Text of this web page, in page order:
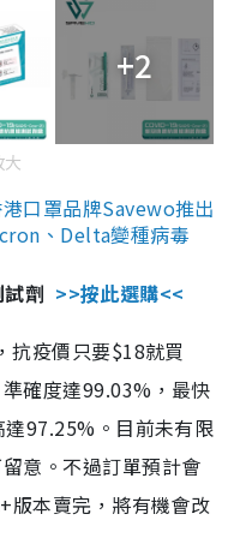
+2
口罩品牌Savewo推出
、Delta變種病毒
劑 >>按此選購<<
抗疫價只要$18就買
確度達99.03%，最快
97.25%。目前未有限
意。不過訂單預計會
版本賣完，將有機會改